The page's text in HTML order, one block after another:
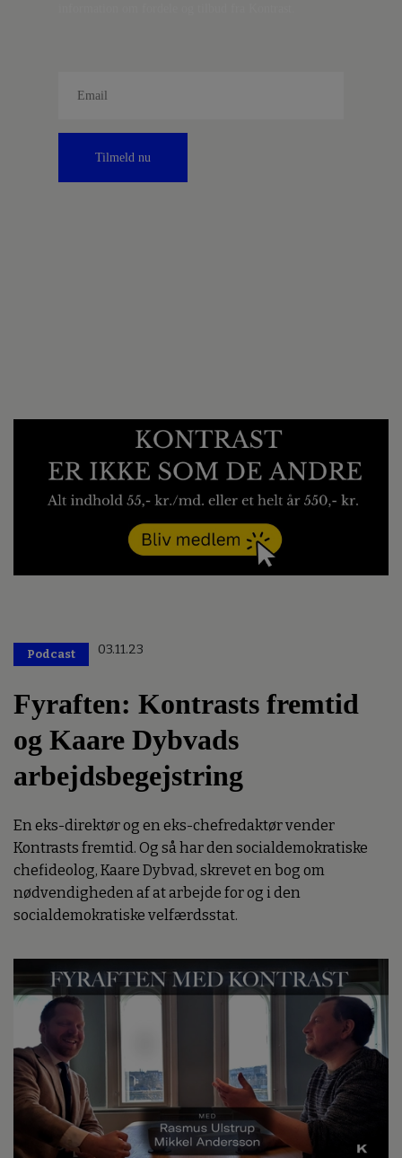
Tilmeld nu
Podcast 03.11.23
Fyraften: Kontrasts fremtid
og Kaare Dybvads
arbejdsbegejstring
En eks-direktør og en eks-chefredaktør vender
Kontrasts fremtid. Og så har den socialdemokratiske
chefideolog, Kaare Dybvad, skrevet en bog om
nødvendigheden af at arbejde for og i den
socialdemokratiske velfærdsstat.